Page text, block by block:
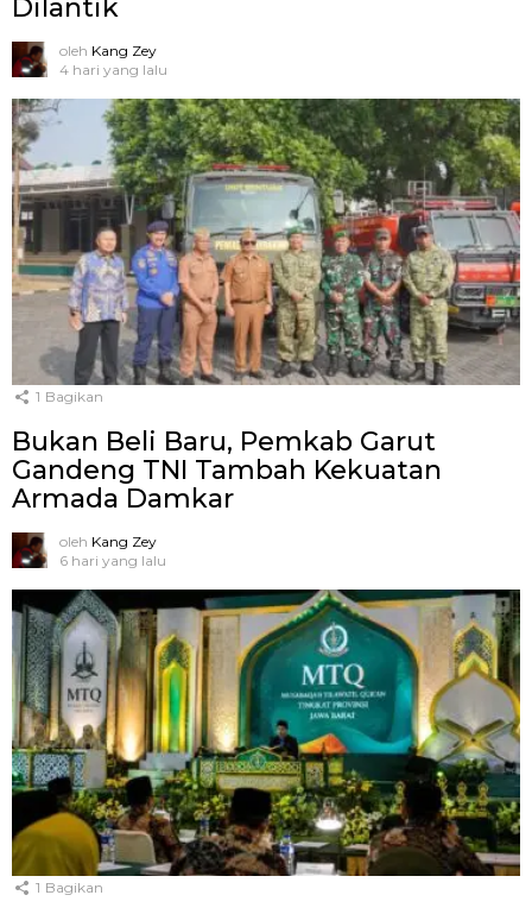
Dilantik
oleh Kang Zey
4 hari yang lalu
1 Bagikan
Bukan Beli Baru, Pemkab Garut
Gandeng TNI Tambah Kekuatan
Armada Damkar
oleh Kang Zey
6 hari yang lalu
1 Bagikan